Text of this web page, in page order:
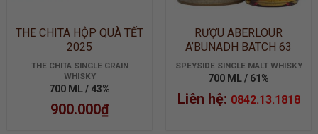
THE CHITA HỘP QUÀ TẾT
2025
THE CHITA SINGLE GRAIN
WHISKY
700 ML / 43%
900.000₫
RƯỢU ABERLOUR
A’BUNADH BATCH 63
SPEYSIDE SINGLE MALT WHISKY
700 ML / 61%
Liên hệ: 0842.13.1818